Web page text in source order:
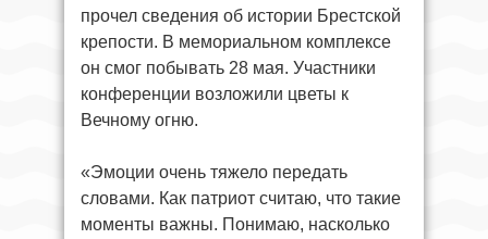
прочел сведения об истории Брестской
крепости. В мемориальном комплексе
он смог побывать 28 мая. Участники
конференции возложили цветы к
Вечному огню.
«Эмоции очень тяжело передать
словами. Как патриот считаю, что такие
моменты важны. Понимаю, насколько